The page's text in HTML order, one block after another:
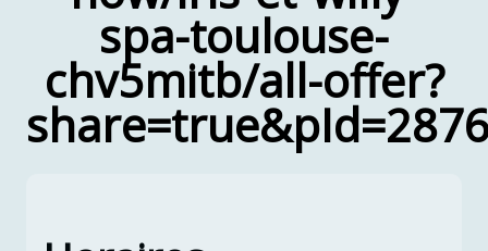
spa-toulouse-
chv5mitb/all-offer?